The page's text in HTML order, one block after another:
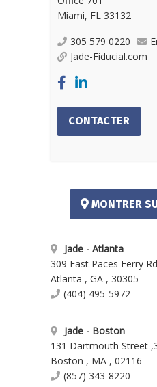
Miami, FL 33132
305 579 0220
Jade-Fiducial.com
CONTACTER
MONTRER
Jade - Atlanta
309 East Paces Ferry
Atlanta , GA , 30305
(404) 495-5972
Jade - Boston
131 Dartmouth Street ,
Boston , MA , 02116
(857) 343-8220